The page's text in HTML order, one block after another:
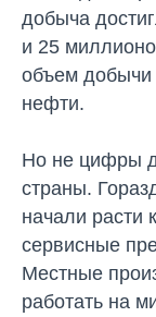
добыча
и 25
объем добычи
нефти.
Но не цифры
страны.
начали расти
сервисные
Местные
работать на